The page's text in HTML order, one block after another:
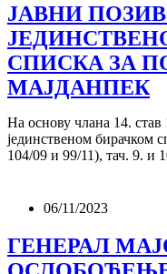
ЈАВНИ
СПИСКА ЗА
МАЈДАНПЕК
На основу члана 14.
јединственом бирачком
104/09 и 99/11), тач. 9. и
06/11/2023
ГЕНЕРАЛ